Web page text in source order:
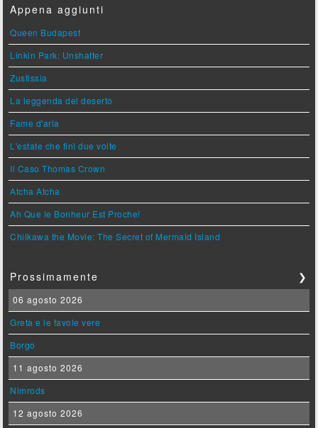
Appena aggiunti
Queen Budapest
Linkin Park: Unshatter
Zustissia
La leggenda del deserto
Fame d'aria
L'estate che finì due volte
Il Caso Thomas Crown
Atcha Atcha
Ah Que le Bonheur Est Proche!
Chiikawa the Movie: The Secret of Mermaid Island
Prossimamente ❯
06 agosto 2026
Greta e le favole vere
Borgo
11 agosto 2026
Nimrods
12 agosto 2026